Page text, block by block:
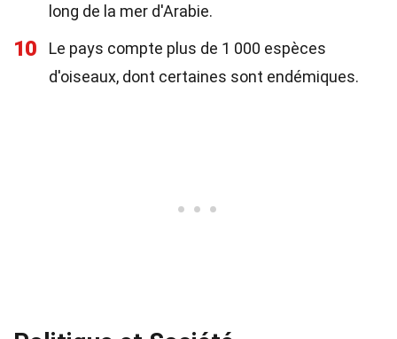
long de la mer d'Arabie.
10
Le pays compte plus de 1 000 espèces
d'oiseaux, dont certaines sont endémiques.